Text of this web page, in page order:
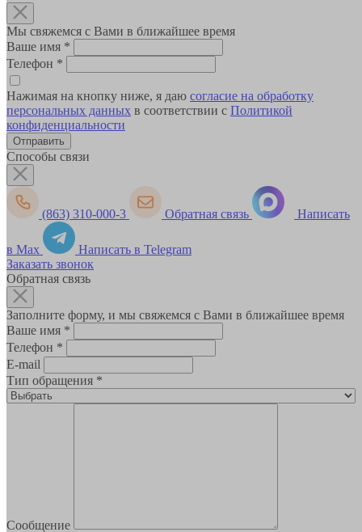
Мы свяжемся с Вами в ближайшее время
Ваше имя *
Телефон *
Нажимая на кнопку ниже, я даю согласие на обработку
персональных данных в соответствии с Политикой
конфиденциальности
Способы связи
(863) 310-000-3 Обратная связь Написать
в Max
Написать в Telegram
Заказать звонок
Обратная связь
Заполните форму, и мы свяжемся с Вами в ближайшее время
Ваше имя *
Телефон *
E-mail
Тип обращения *
Сообщение